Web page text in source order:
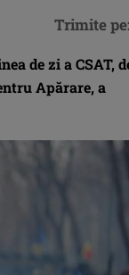
de zi a CSAT,
Apărare, a
Trimite